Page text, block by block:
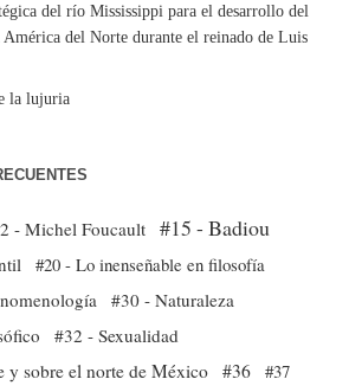
del río Mississippi para el desarrollo del
del Norte durante el reinado de Luis
la lujuria
- Michel Foucault #15 - Badiou
#20 - Lo inenseñable en filosofía
#30 - Naturaleza
#32 - Sexualidad
y sobre el norte de México #36 #37